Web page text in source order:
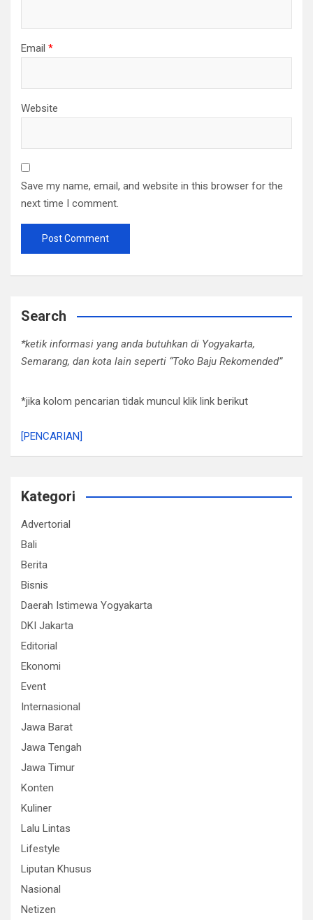
Email *
Website
Save my name, email, and website in this browser for the
next time I comment.
Search
*ketik informasi yang anda butuhkan di Yogyakarta,
Semarang, dan kota lain seperti “Toko Baju Rekomended”
*jika kolom pencarian tidak muncul klik link berikut
[PENCARIAN]
Kategori
Advertorial
Bali
Berita
Bisnis
Daerah Istimewa Yogyakarta
DKI Jakarta
Editorial
Ekonomi
Event
Internasional
Jawa Barat
Jawa Tengah
Jawa Timur
Konten
Kuliner
Lalu Lintas
Lifestyle
Liputan Khusus
Nasional
Netizen